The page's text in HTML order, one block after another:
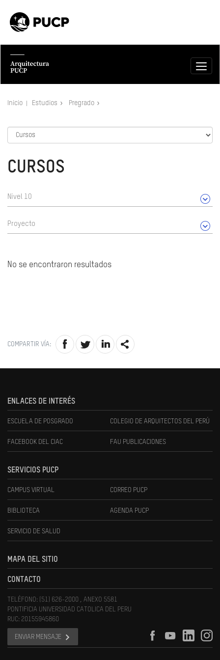
Inicio Estudios Pregrado
CURSOS
Nivel 10
Proyecto
No se encontraron resultados
COMPARTIR VÍA:
ENLACES DE INTERÉS
ESCUELA DE POSGRADO COLEGIO DE ARQUITECTOS DEL PERÚ
FACEBOOK DEL CIAC FAU PUBLICACIONES
SERVICIOS PUCP
CAMPUS VIRTUAL CORREO PUCP
BIBLIOTECA AGENDA PUCP
SERVICIO DE SALUD
MAPA DEL SITIO
CONTACTO
TELÉFONO: (51) 626-2000 , ANEXO 5581
PONTIFICIA UNIVERSIDAD CATOLICA DEL PERU
RUC: 20155945860
ENVIAR MENSAJE